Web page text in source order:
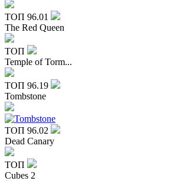
ТОП 96.01
The Red Queen
ТОП
Temple of Torm...
ТОП 96.19
Tombstone
ТОП 96.02
Dead Canary
ТОП
Cubes 2